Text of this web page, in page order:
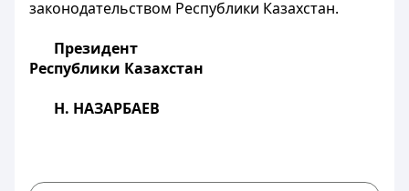
законодательством Республики Казахстан.
Президент
Республики Казахстан
Н. НАЗАРБАЕВ